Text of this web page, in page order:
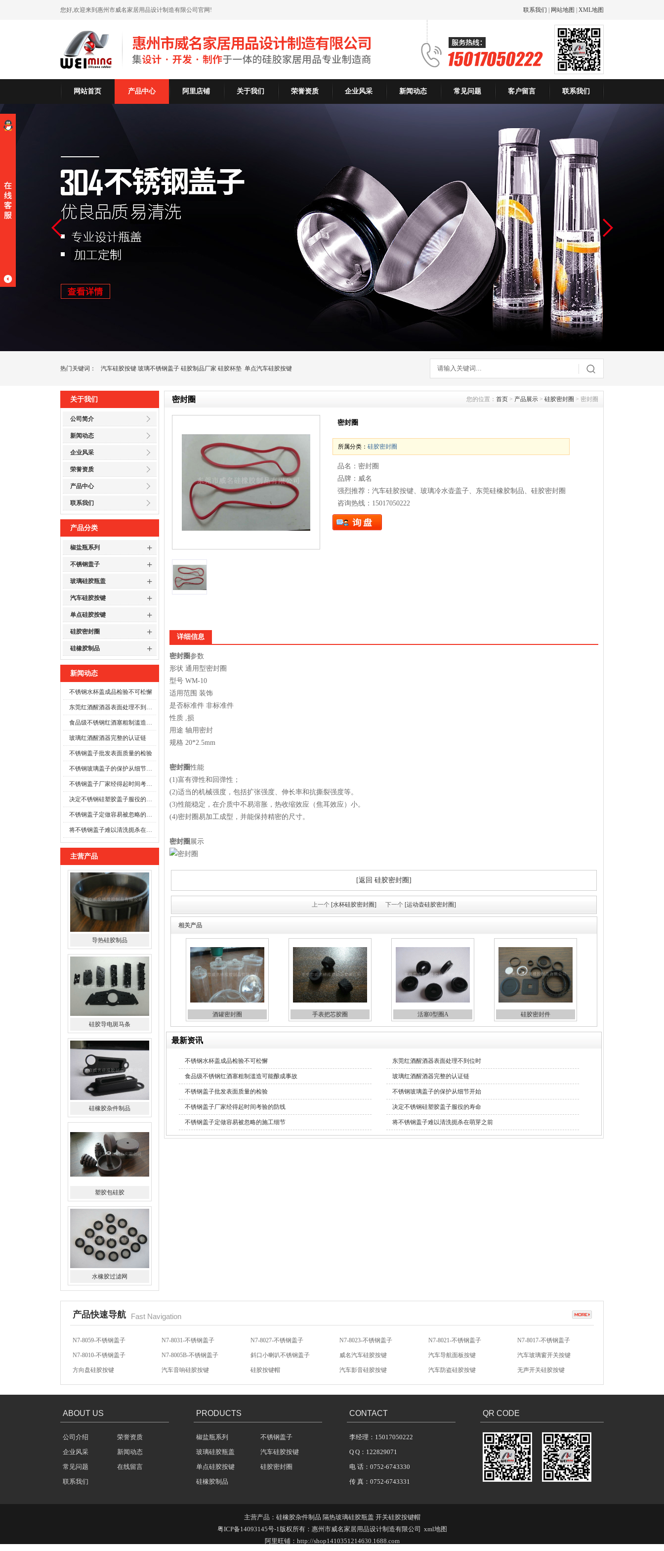
您好,欢迎来到惠州市威名家居用品设计制造有限公司官网! 联系我们 网站地图 XML地图
网站首页 产品中心 阿里店铺 关于我们 荣誉资质 企业风采 新闻动态 常见问题 客户留言 联系我们
热门关键词： 汽车硅胶按键 玻璃不锈钢盖子 硅胶制品厂家 硅胶杯垫 单点汽车硅胶按键
关于我们
公司简介
新闻动态
企业风采
荣誉资质
产品中心
联系我们
产品分类
椒盐瓶系列 +
不锈钢盖子 +
玻璃硅胶瓶盖 +
汽车硅胶按键 +
单点硅胶按键 +
硅胶密封圈 +
硅橡胶制品 +
新闻动态
不锈钢水杯盖成品检验不可松懈
东莞红酒醒酒器表面处理不到位时
食品级不锈钢红酒塞粗制滥造可能酿成事故
玻璃红酒醒酒器完整的认证链
不锈钢盖子批发表面质量的检验
不锈钢玻璃盖子的保护从细节开始
不锈钢盖子厂家经得起时间考验的防线
决定不锈钢硅塑胶盖子服役的寿命
不锈钢盖子定做容易被忽略的施工细节
将不锈钢盖子难以清洗扼杀在萌芽之前
主营产品
导热硅胶制品
硅胶导电斑马条
硅橡胶杂件制品
塑胶包硅胶
水橡胶过滤网
密封圈 您的位置： 首页 > 产品展示 > 硅胶密封圈 > 密封圈
密封圈
所属分类： 硅胶密封圈
品名：密封圈
品牌：威名
强烈推荐：汽车硅胶按键、玻璃冷水壶盖子、东莞硅橡胶制品、硅胶密封圈
咨询热线：15017050222
详细信息
密封圈参数
形状 通用型密封圈
型号 WM-10
适用范围 装饰
是否标准件 非标准件
性质 ,损
用途 轴用密封
规格 20*2.5mm
密封圈性能
(1)富有弹性和回弹性；
(2)适当的机械强度，包括扩张强度、伸长率和抗撕裂强度等。
(3)性能稳定，在介质中不易溶胀，热收缩效应（焦耳效应）小。
(4)密封圈易加工成型，并能保持精密的尺寸。
密封圈 展示
[返回 硅胶密封圈]
上一个 [水杯硅胶密封圈] 下一个 [运动壶硅胶密封圈]
相关产品
酒罐密封圈 手表把芯胶圈 活塞0型圈A 硅胶密封件
最新资讯
不锈钢水杯盖成品检验不可松懈 东莞红酒醒酒器表面处理不到位时
食品级不锈钢红酒塞粗制滥造可能酿成事故 玻璃红酒醒酒器完整的认证链
不锈钢盖子批发表面质量的检验 不锈钢玻璃盖子的保护从细节开始
不锈钢盖子厂家经得起时间考验的防线 决定不锈钢硅塑胶盖子服役的寿命
不锈钢盖子定做容易被忽略的施工细节 将不锈钢盖子难以清洗扼杀在萌芽之前
产品快速导航 Fast Navigation
N7-8059-不锈钢盖子 N7-8031-不锈钢盖子 N7-8027-不锈钢盖子 N7-8023-不锈钢盖子 N7-8021-不锈钢盖子 N7-8017-不锈钢盖子
N7-8010-不锈钢盖子 N7-8005B-不锈钢盖子 斜口小喇叭不锈钢盖子 威名汽车硅胶按键 汽车导航面板按键 汽车玻璃窗开关按键
方向盘硅胶按键 汽车音响硅胶按键 硅胶按键帽 汽车影音硅胶按键 汽车防盗硅胶按键 无声开关硅胶按键
汽车音响导电硅胶按键 轻触开关硅胶按键 汽车音响硅胶按键 低电阻导电金粒 汽车硅胶按键 汽车硅胶按键
ABOUT US
公司介绍
荣誉资质
企业风采
新闻动态
常见问题
在线留言
联系我们
PRODUCTS
椒盐瓶系列
不锈钢盖子
玻璃硅胶瓶盖
汽车硅胶按键
单点硅胶按键
硅胶密封圈
硅橡胶制品
CONTACT
李经理：15017050222
Q Q：122829071
电 话：0752-6743330
传 真：0752-6743331
QR CODE
主营产品： 硅橡胶杂件制品 隔热玻璃硅胶瓶盖 开关硅胶按键帽
粤ICP备14093145号-1 版权所有：惠州市威名家居用品设计制造有限公司 xml地图
阿里旺铺： http://shop1410351214630.1688.com